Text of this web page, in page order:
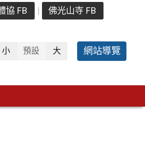
協 FB 佛光山寺 FB
小 預設 大 網站導覽